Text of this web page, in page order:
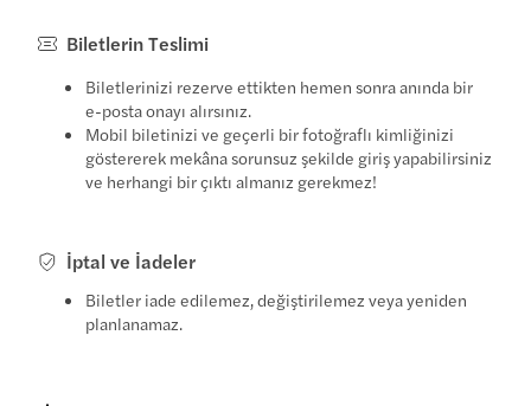
Biletlerin Teslimi
Biletlerinizi rezerve ettikten hemen sonra anında bir
e-posta onayı alırsınız.
Mobil biletinizi ve geçerli bir fotoğraflı kimliğinizi
göstererek mekâna sorunsuz şekilde giriş yapabilirsiniz
ve herhangi bir çıktı almanız gerekmez!
İptal ve İadeler
Biletler iade edilemez, değiştirilemez veya yeniden
planlanamaz.